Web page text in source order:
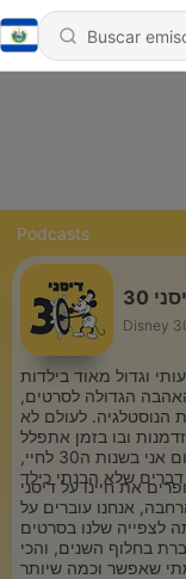
Podcasts
30
Disney
חלק משמעותי וגדול מאוד בילדות
הגדולה לסרטים,
הנוסטלגיה. לעולם לא
ובו בזמן אתפלל
שהצד השני יבין ויעריך את רפרנס. אז היום אני בשנות ה30 לחיי,
את חיינו על דיסני
אנחנו עוברים על
לצפייה שלנו בסרטים
בחלוף השנים, והכי